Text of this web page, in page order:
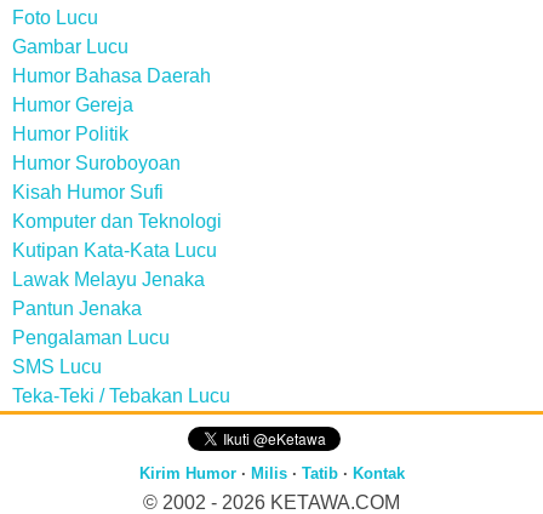
Foto Lucu
Gambar Lucu
Humor Bahasa Daerah
Humor Gereja
Humor Politik
Humor Suroboyoan
Kisah Humor Sufi
Komputer dan Teknologi
Kutipan Kata-Kata Lucu
Lawak Melayu Jenaka
Pantun Jenaka
Pengalaman Lucu
SMS Lucu
Teka-Teki / Tebakan Lucu
Kirim Humor· Milis· Tatib· Kontak
© 2002 - 2026 KETAWA.COM